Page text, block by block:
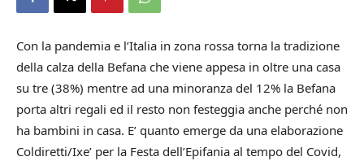
Con la pandemia e l’Italia in zona rossa torna la tradizione
della calza della Befana che viene appesa in oltre una casa
su tre (38%) mentre ad una minoranza del 12% la Befana
porta altri regali ed il resto non festeggia anche perché non
ha bambini in casa. E’ quanto emerge da una elaborazione
Coldiretti/Ixe’ per la Festa dell’Epifania al tempo del Covid,